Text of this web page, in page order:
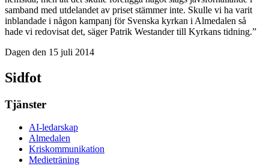
samband med utdelandet av priset stämmer inte. Skulle vi ha varit
inblandade i någon kampanj för Svenska kyrkan i Almedalen så
hade vi redovisat det, säger Patrik Westander till Kyrkans tidning.”
Dagen den 15 juli 2014
Sidfot
Tjänster
AI-ledarskap
Almedalen
Kris­kommunikation
Medieträning